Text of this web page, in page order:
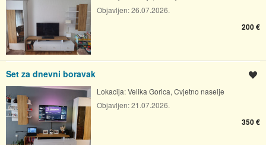
Objavljen:26.07.2026.
200 €
Set za dnevni boravak
Lokacija:Velika Gorica, Cvjetno naselje
Objavljen:21.07.2026.
350 €